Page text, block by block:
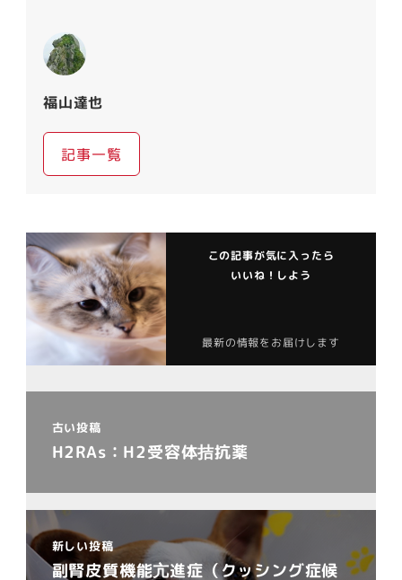
福山達也
記事一覧
この記事が気に入ったら
いいね！しよう
最新の情報をお届けします
古い投稿
H2RAs：H2受容体拮抗薬
新しい投稿
副腎皮質機能亢進症（クッシング症候